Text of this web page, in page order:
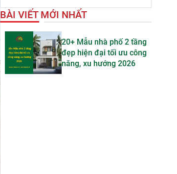
BÀI VIẾT MỚI NHẤT
20+ Mẫu nhà phố 2 tầng
đẹp hiện đại tối ưu công
năng, xu hướng 2026